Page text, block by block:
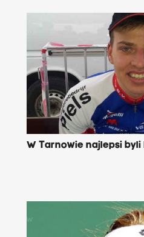
W Tarnowie najlepsi byli